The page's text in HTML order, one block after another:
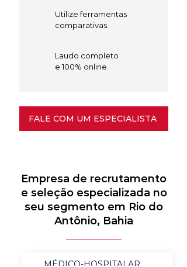
Utilize ferramentas
comparativas.
Laudo completo
e 100% online.
FALE COM UM ESPECIALISTA
Empresa de recrutamento
e seleção especializada no
seu segmento em Rio do
Antônio, Bahia
MÉDICO-HOSPITALAR